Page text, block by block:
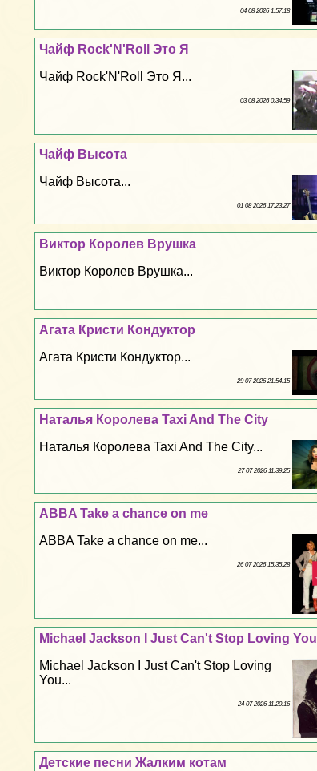
04 08 2026 1:57:18
Чайф Rock'N'Roll Это Я
Чайф Rock'N'Roll Это Я...
03 08 2026 0:34:59
Чайф Высота
Чайф Высота...
01 08 2026 17:23:27
Виктор Королев Врушка
Виктор Королев Врушка...
Агата Кристи Кондуктор
Агата Кристи Кондуктор...
29 07 2026 21:54:15
Наталья Королева Taxi And The City
Наталья Королева Taxi And The City...
27 07 2026 11:39:25
ABBA Take a chance on me
ABBA Take a chance on me...
26 07 2026 15:35:28
Michael Jackson I Just Can't Stop Loving You
Michael Jackson I Just Can't Stop Loving
You...
24 07 2026 11:20:16
Детские песни Жалким котам